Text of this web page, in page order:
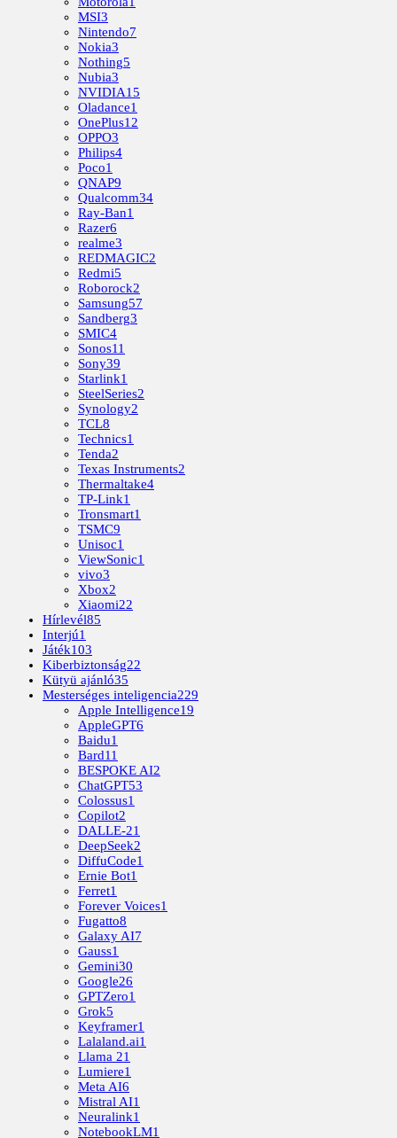
MSI3
Nintendo7
Nokia3
Nothing5
Nubia3
NVIDIA15
Oladance1
OnePlus12
OPPO3
Philips4
Poco1
QNAP9
Qualcomm34
Ray-Ban1
Razer6
realme3
REDMAGIC2
Redmi5
Roborock2
Samsung57
Sandberg3
SMIC4
Sonos11
Sony39
Starlink1
SteelSeries2
Synology2
TCL8
Technics1
Tenda2
Texas Instruments2
Thermaltake4
TP-Link1
Tronsmart1
TSMC9
Unisoc1
ViewSonic1
vivo3
Xbox2
Xiaomi22
Hírlevél85
Interjú1
Játék103
Kiberbiztonság22
Kütyü ajánló35
Mesterséges inteligencia229
Apple Intelligence19
AppleGPT6
Baidu1
Bard11
BESPOKE AI2
ChatGPT53
Colossus1
Copilot2
DALLE-21
DeepSeek2
DiffuCode1
Ernie Bot1
Ferret1
Forever Voices1
Fugatto8
Galaxy AI7
Gauss1
Gemini30
Google26
GPTZero1
Grok5
Keyframer1
Lalaland.ai1
Llama 21
Lumiere1
Meta AI6
Mistral AI1
Neuralink1
NotebookLM1